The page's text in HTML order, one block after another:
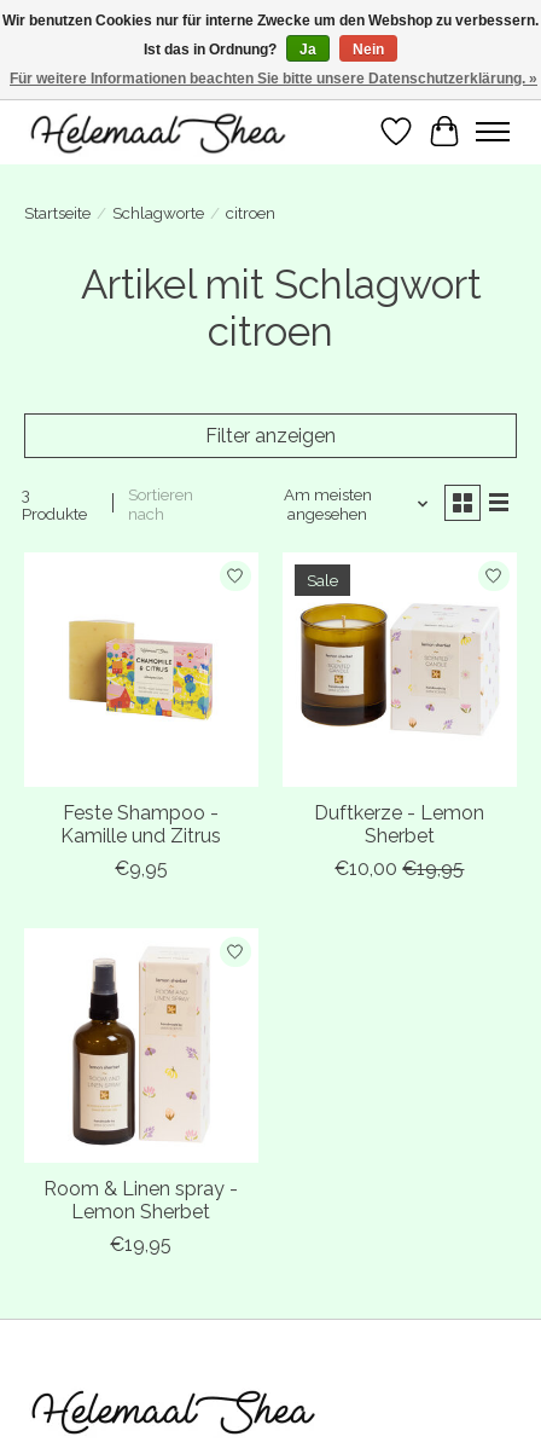
SUMMER BREAK! Wij zijn gesloten van 27 juli t/m 16 augustus. Bestellen is nog
wel mogelijk. Alle bestellingen worden vanaf 17 augustus in behandeling
genomen.
Wunschzettel
Ihr
Startseite / Schlagworte / citroen
Artikel mit Schlagwort
citroen
Filter anzeigen
3
Produkte
Sortieren
nach
Am meisten
angesehen
Feste Shampoo -
Kamille und Zitrus
€9,95
Sale
Duftkerze - Lemon
Sherbet
€10,00 €19,95
Room & Linen spray -
Lemon Sherbet
€19,95
Wir benutzen Cookies nur für interne Zwecke um den Webshop zu verbessern.
Ist das in Ordnung?
Ja
Nein
Für weitere Informationen beachten Sie bitte unsere Datenschutzerklärung. »